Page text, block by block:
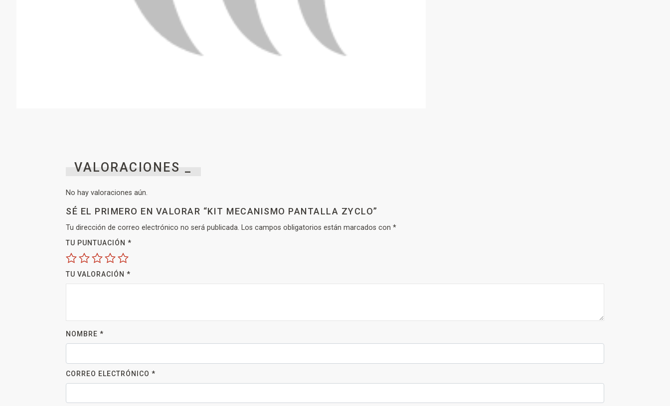
VALORACIONES _
No hay valoraciones aún.
SÉ EL PRIMERO EN VALORAR “KIT MECANISMO PANTALLA ZYCLO”
Tu dirección de correo electrónico no será publicada. Los campos obligatorios están marcados con *
TU PUNTUACIÓN *
TU VALORACIÓN *
NOMBRE *
CORREO ELECTRÓNICO *